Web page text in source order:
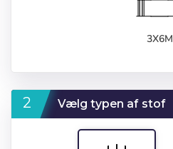
3X6M
Vælg typen af stof